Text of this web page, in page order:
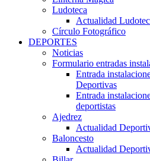
Ludoteca
Actualidad
Círculo Fotográfico
DEPORTES
Noticias
Formulario entradas
Entrada
Deportivas
Entrada
deportistas
Ajedrez
Actualidad
Baloncesto
Actualidad